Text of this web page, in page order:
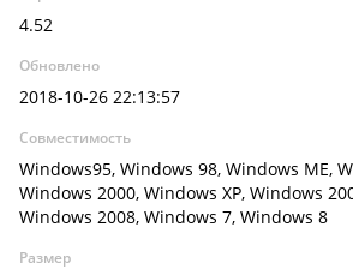
4.52
Обновлено
2018-10-26 22:13:57
Совместимость
Windows95, Windows 98, Windows ME,
Windows 2000, Windows XP, Windows
Windows 2008, Windows 7, Windows 8
Размер